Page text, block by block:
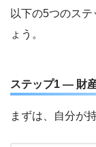
以下の5つのス
ょう。
ステップ1 — 財
まずは、自分が